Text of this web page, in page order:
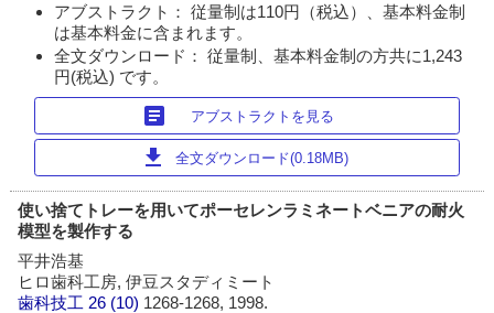
アブストラクト： 従量制は110円（税込）、基本料金制
は基本料金に含まれます。
全文ダウンロード： 従量制、基本料金制の方共に1,243
円(税込) です。
article アブストラクトを見る
download 全文ダウンロード(0.18MB)
使い捨てトレーを用いてポーセレンラミネートベニアの耐火
模型を製作する
平井浩基
ヒロ歯科工房, 伊豆スタディミート
歯科技工 26 (10) 1268-1268, 1998.